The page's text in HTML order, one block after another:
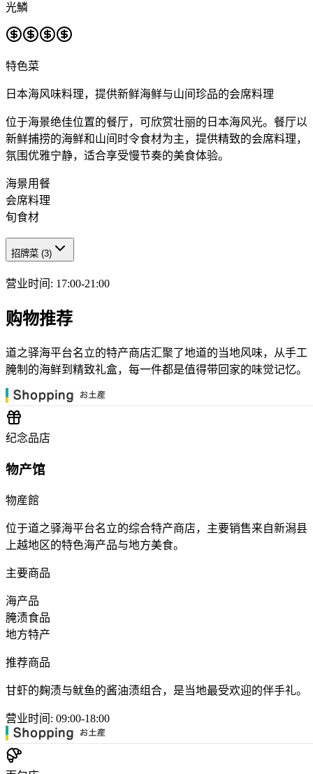
光鱗
特色菜
日本海风味料理，提供新鲜海鲜与山间珍品的会席料理
位于海景绝佳位置的餐厅，可欣赏壮丽的日本海风光。餐厅以
新鲜捕捞的海鲜和山间时令食材为主，提供精致的会席料理，
氛围优雅宁静，适合享受慢节奏的美食体验。
海景用餐
会席料理
旬食材
招牌菜 (3)
营业时间 : 17:00-21:00
购物推荐
道之驿海平台名立的特产商店汇聚了地道的当地风味，从手工
腌制的海鲜到精致礼盒，每一件都是值得带回家的味觉记忆。
纪念品店
物产馆
物産館
位于道之驿海平台名立的综合特产商店，主要销售来自新潟县
上越地区的特色海产品与地方美食。
主要商品
海产品
腌渍食品
地方特产
推荐商品
甘虾的麹渍与鱿鱼的酱油渍组合，是当地最受欢迎的伴手礼。
营业时间 : 09:00-18:00